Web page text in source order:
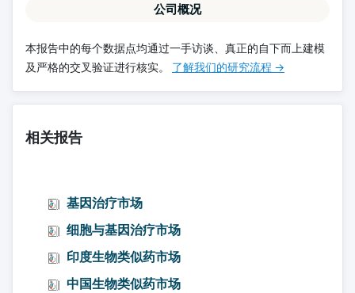
公司概况
本报告中的每个数据点均通过一手访谈、真正的自下而上建模
及严格的交叉验证进行核实。 了解我们的研究流程 →
相关报告
基因治疗市场
细胞与基因治疗市场
印度生物类似药市场
中国生物类似药市场